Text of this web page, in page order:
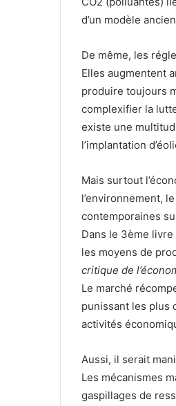
d’un modèle
De même, les
Elles augmentent
produire toujours
complexifier la
existe une
l’implantation
Mais surtout
l’environnement,
contemporaines
Dans le 3ème livre
les moyens de
critique de
Le marché
punissant les plus
activités
Aussi, il serait
Les mécanismes
gaspillages de